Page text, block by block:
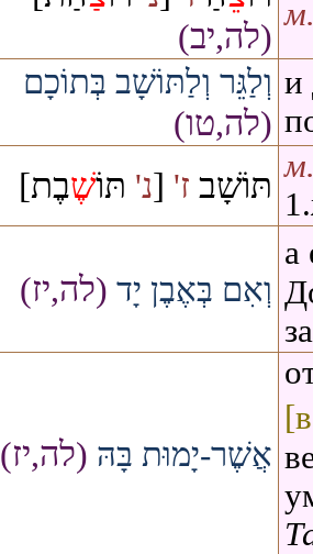
(לה,יב)
и וְלַגֵּר וְלַתּוֹשָׁב בְּתוֹכָם
(לה,טו)
תּוֹשָׁב ז' [נ' תּוֹשֶׁבֶת]
а
וְאִם בְּאֶבֶן יָד (לה,יז)
אֲשֶׁר-יָמוּת בָּהּ (לה,יז)